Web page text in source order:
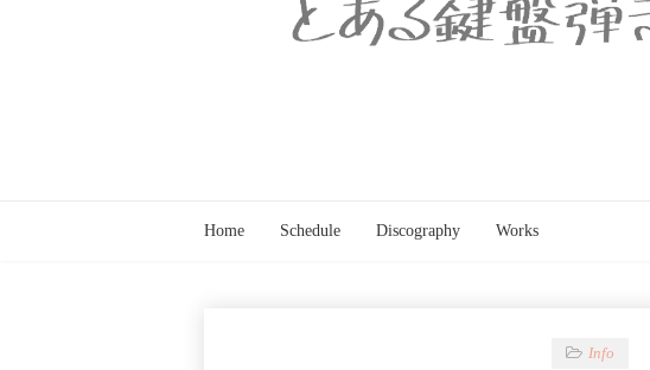
Home Schedule Discography Works
Info